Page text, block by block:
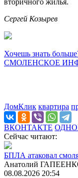
Сергей Козырев
Хочешь знать
СМОЛЕНСКОЕ
ДомКлик квартира
ВКОНТАКТЕ
Сейчас читают:
БПЛА атаковал
Анатолий
08.08.2026 20:54